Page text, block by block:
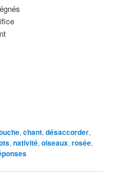
,chant,désaccorder,
,nativité,oiseaux,rosée,